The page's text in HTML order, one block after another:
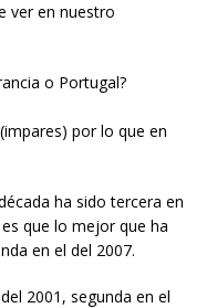
ver en nuestro
o Portugal?
por lo que en
ha sido tercera en
que lo mejor que ha
en el del 2007.
2001, segunda en el